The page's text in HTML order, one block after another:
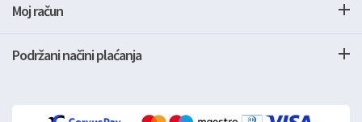
Moj račun
Podržani načini plaćanja